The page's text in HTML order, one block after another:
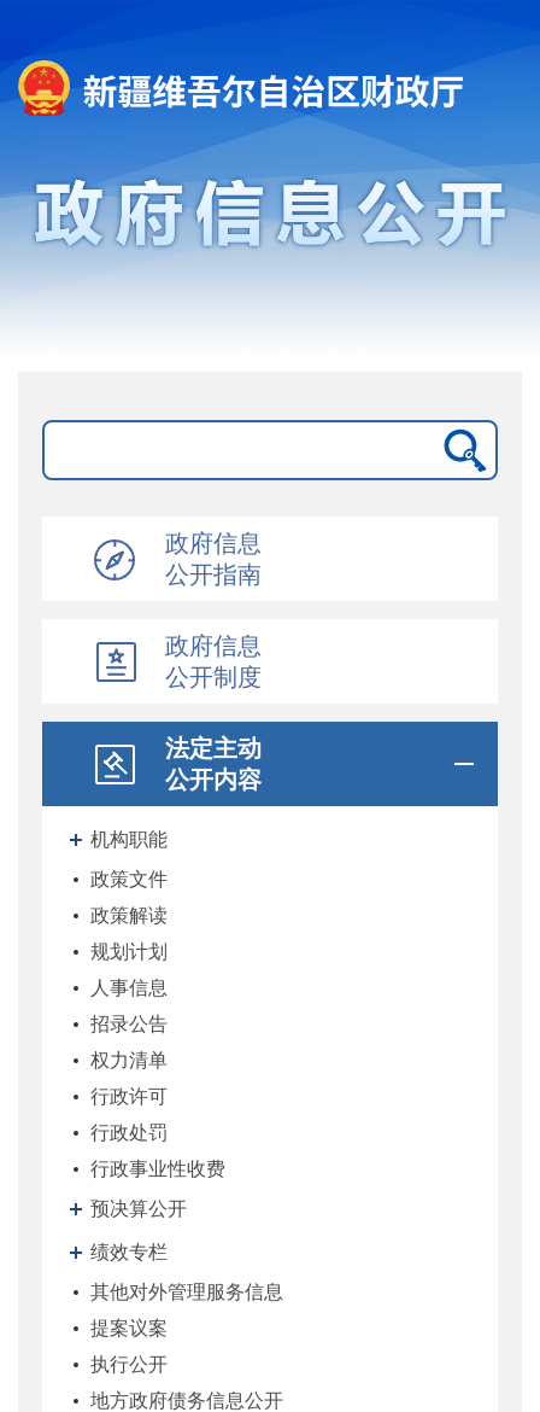
政府信息
公开指南
政府信息
公开制度
法定主动
公开内容
机构职能
政策文件
政策解读
规划计划
人事信息
招录公告
权力清单
行政许可
行政处罚
行政事业性收费
预决算公开
绩效专栏
其他对外管理服务信息
提案议案
执行公开
地方政府债务信息公开